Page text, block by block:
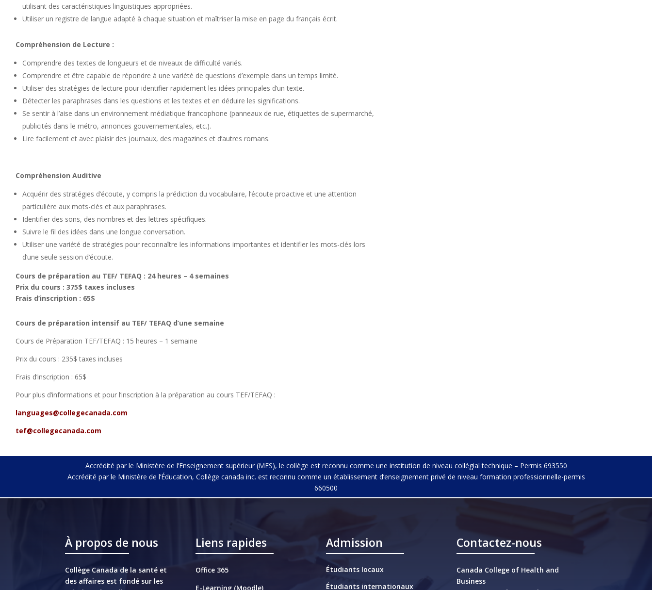
utilisant des caractéristiques linguistiques appropriées.
Utiliser un registre de langue adapté à chaque situation et maîtriser la mise en page du français écrit.
Compréhension de Lecture :
Comprendre des textes de longueurs et de niveaux de difficulté variés.
Comprendre et être capable de répondre à une variété de questions d’exemple dans un temps limité.
Utiliser des stratégies de lecture pour identifier rapidement les idées principales d’un texte.
Détecter les paraphrases dans les questions et les textes et en déduire les significations.
Se sentir à l’aise dans un environnement médiatique francophone (panneaux de rue, étiquettes de supermarché,
publicités dans le métro, annonces gouvernementales, etc.).
Lire facilement et avec plaisir des journaux, des magazines et d’autres romans.
Compréhension Auditive
Acquérir des stratégies d’écoute, y compris la prédiction du vocabulaire, l’écoute proactive et une attention
particulière aux mots-clés et aux paraphrases.
Identifier des sons, des nombres et des lettres spécifiques.
Suivre le fil des idées dans une longue conversation.
Utiliser une variété de stratégies pour reconnaître les informations importantes et identifier les mots-clés lors
d’une seule session d’écoute.
Cours de préparation au TEF/ TEFAQ : 24 heures – 4 semaines
Prix du cours : 375$ taxes incluses
Frais d’inscription : 65$
Cours de préparation intensif au TEF/ TEFAQ d’une semaine
Cours de Préparation TEF/TEFAQ : 15 heures – 1 semaine
Prix du cours : 235$ taxes incluses
Frais d’inscription : 65$
Pour plus d’informations et pour l’inscription à la préparation au cours TEF/TEFAQ :
languages@collegecanada.com
tef@collegecanada.com
Accrédité par le Ministère de l’Enseignement supérieur (MES), le collège est reconnu comme une institution de niveau collégial technique – Permis 693550
Accrédité par le Ministère de l’Éducation, Collège canada inc. est reconnu comme un établissement d’enseignement privé de niveau formation professionnelle-permis
660500
À propos de nous
Collège Canada de la santé et
des affaires est fondé sur les
Liens rapides
Office 365
E-Learning (Moodle)
Admission
Étudiants locaux
Étudiants internationaux
Contactez-nous
Canada College of Health and
Business